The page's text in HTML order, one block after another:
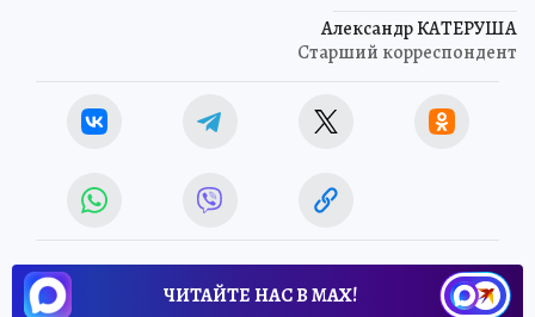
Александр КАТЕРУША
Старший корреспондент
ЧИТАЙТЕ НАС В МАХ!